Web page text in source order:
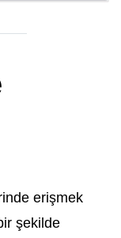
erişmek
şekilde